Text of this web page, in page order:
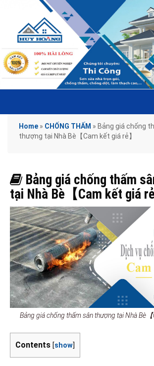
Home » CHỐNG THẤM » Bảng giá chống
thượng tại Nhà Bè【Cam kết giá rẻ】
Bảng giá chống thấm
tại Nhà Bè【Cam kết giá rẻ
Bảng giá chống thấm sân thượng tại Nhà Bè【
Contents [show]